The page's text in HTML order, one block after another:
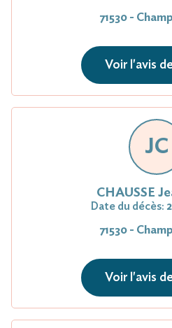
71530 -
Voir l'avis
JC
CHAUSSE
Date du décès:
71530 -
Voir l'avis